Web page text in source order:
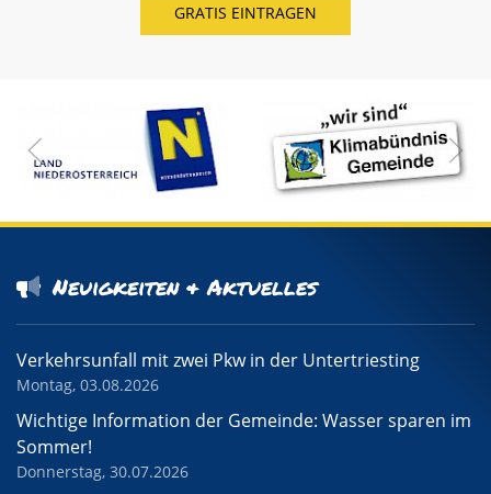
Neuigkeiten & Aktuelles
Verkehrsunfall mit zwei Pkw in der Untertriesting
Montag, 03.08.2026
Wichtige Information der Gemeinde: Wasser sparen im
Sommer!
Donnerstag, 30.07.2026